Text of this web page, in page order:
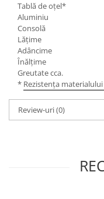
Falci pentru 4 bacuri
Flanșă
Fălcile pentru 3-bacuri
Fălcile pentru 4-bacuri
Mandrine independente
Mandrină cu 3 fălci din
Mandrină cu 3 fălci din
Mandrină cu 4 fălci din
Standuri pentru
Instrumente de prindere
Tablă de oţel*
Aluminiu
Consolă
Lăţime
Adâncime
Înălţime
Greutate cca.
* Rezistenţa materialului
Review-uri(0)